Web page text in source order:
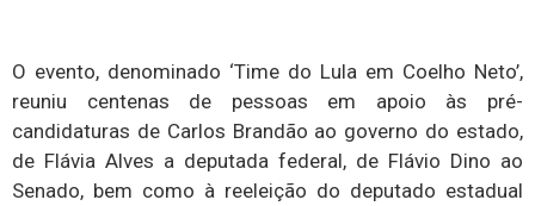
O evento, denominado ‘Time do Lula em Coelho Neto’,
reuniu centenas de pessoas em apoio às pré-
candidaturas de Carlos Brandão ao governo do estado,
de Flávia Alves a deputada federal, de Flávio Dino ao
Senado, bem como à reeleição do deputado estadual